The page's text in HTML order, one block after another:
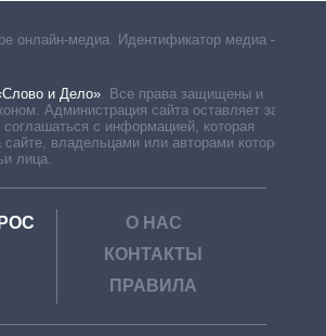
онлайн-медиа. Идентификатор медиа –
и Дело» Все права защищены и
Администрация сайта оставляет за
соглашаться с информацией, которая
сайте, владельцами или авторами которой
лица.
РОС
О НАС
КОНТАКТЫ
ПРАВИЛА